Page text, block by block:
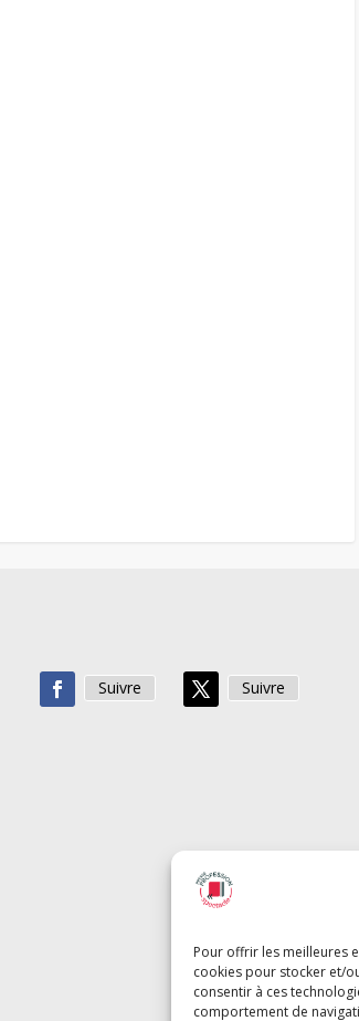
Pour offrir les meilleures
cookies pour stocker et/
consentir à ces
comportement de
Suivre Suivre